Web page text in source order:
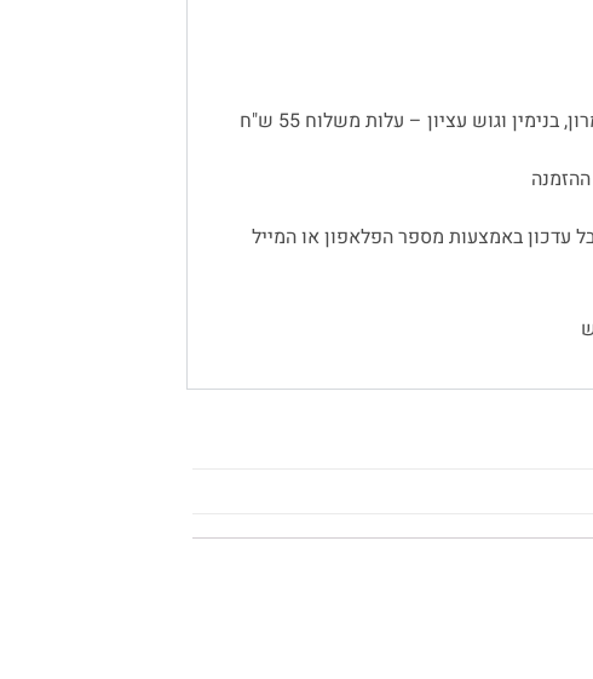
וגוש עציון – עלות משלוח 55 ש"ח
עדכון באמצעות מספר הפלאפון או המייל